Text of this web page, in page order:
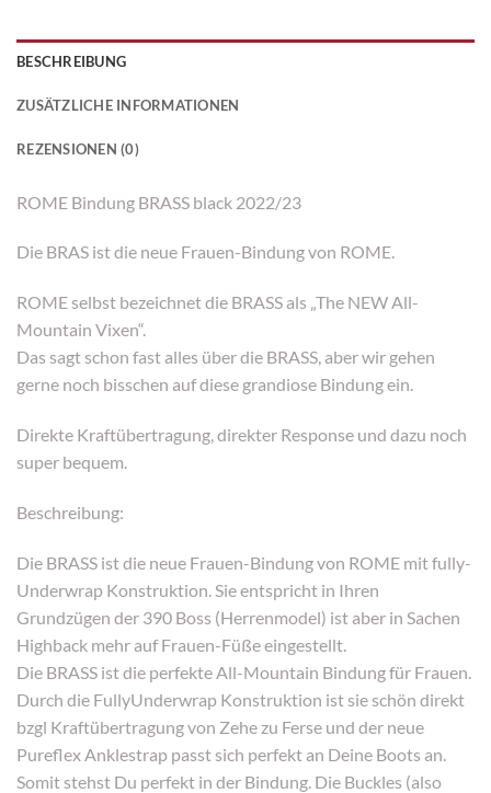
BESCHREIBUNG
ZUSÄTZLICHE INFORMATIONEN
REZENSIONEN (0)
ROME Bindung BRASS black 2022/23
Die BRAS ist die neue Frauen-Bindung von ROME.
ROME selbst bezeichnet die BRASS als „The NEW All-
Mountain Vixen“.
Das sagt schon fast alles über die BRASS, aber wir gehen
gerne noch bisschen auf diese grandiose Bindung ein.
Direkte Kraftübertragung, direkter Response und dazu noch
super bequem.
Beschreibung:
Die BRASS ist die neue Frauen-Bindung von ROME mit fully-
Underwrap Konstruktion. Sie entspricht in Ihren
Grundzügen der 390 Boss (Herrenmodel) ist aber in Sachen
Highback mehr auf Frauen-Füße eingestellt.
Die BRASS ist die perfekte All-Mountain Bindung für Frauen.
Durch die FullyUnderwrap Konstruktion ist sie schön direkt
bzgl Kraftübertragung von Zehe zu Ferse und der neue
Pureflex Anklestrap passt sich perfekt an Deine Boots an.
Somit stehst Du perfekt in der Bindung. Die Buckles (also